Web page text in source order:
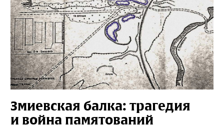
Змиевская балка: трагедия
и война памятований